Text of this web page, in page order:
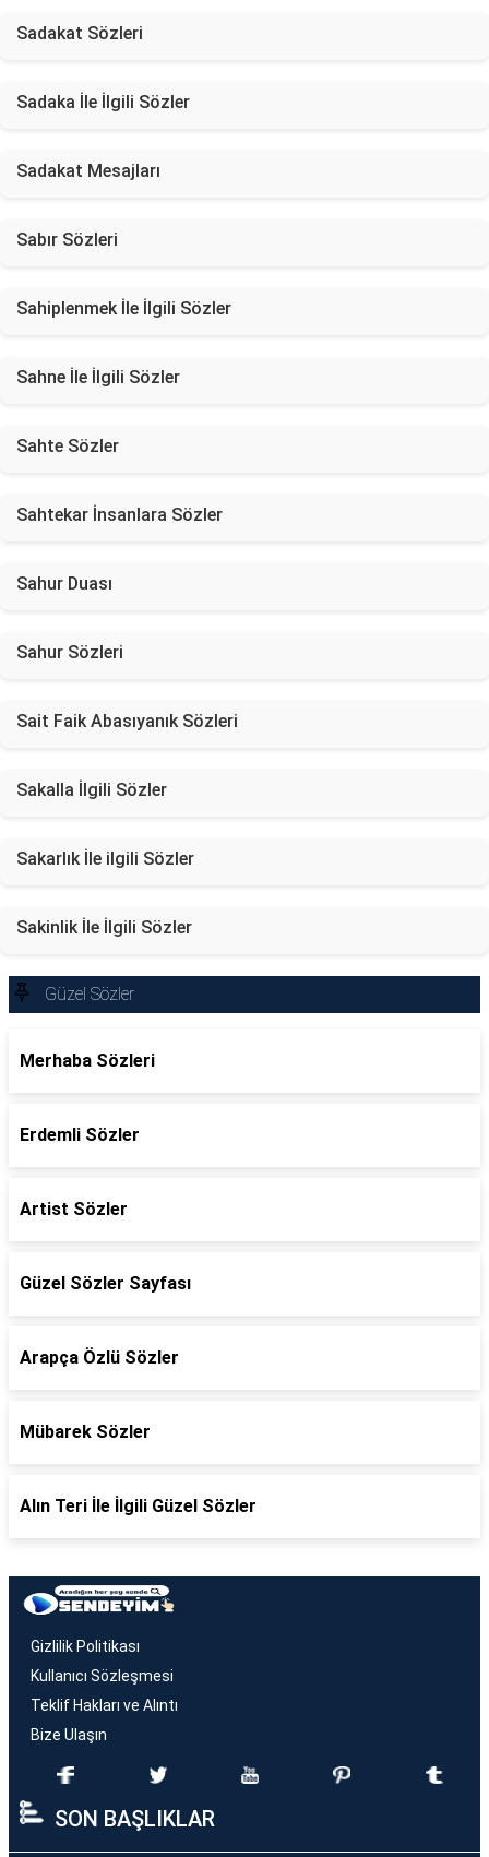
Sadakat Sözleri
Sadaka İle İlgili Sözler
Sadakat Mesajları
Sabır Sözleri
Sahiplenmek İle İlgili Sözler
Sahne İle İlgili Sözler
Sahte Sözler
Sahtekar İnsanlara Sözler
Sahur Duası
Sahur Sözleri
Sait Faik Abasıyanık Sözleri
Sakalla İlgili Sözler
Sakarlık İle ilgili Sözler
Sakinlik İle İlgili Sözler
Güzel Sözler
Merhaba Sözleri
Erdemli Sözler
Artist Sözler
Güzel Sözler Sayfası
Arapça Özlü Sözler
Mübarek Sözler
Alın Teri İle İlgili Güzel Sözler
Gizlilik Politikası
Kullanıcı Sözleşmesi
Teklif Hakları ve Alıntı
Bize Ulaşın
SON BAŞLIKLAR